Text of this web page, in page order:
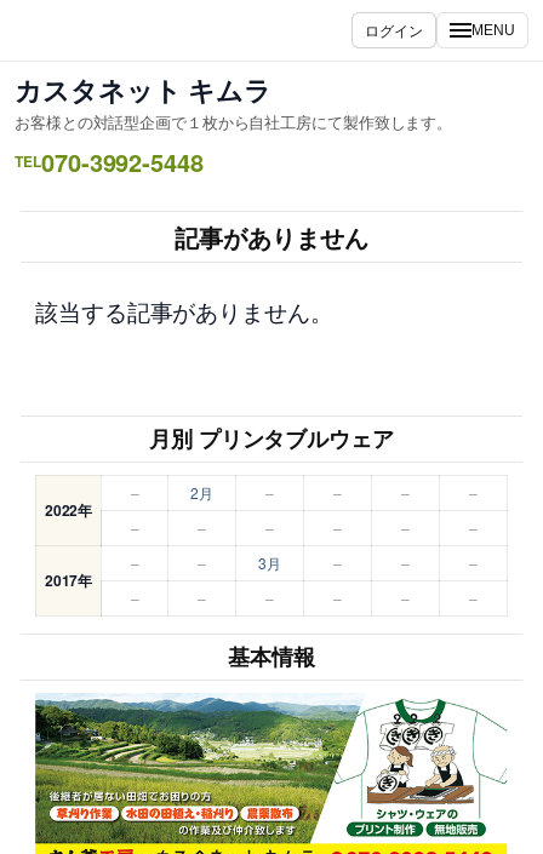
ス
キ
ッ
ログイン MENU
カスタネット キムラ
お客様との対話型企画で１枚から自社工房にて製作致します。
TEL070-3992-5448
記事がありません
該当する記事がありません。
月別 プリンタブルウェア
2022年
– 2月 – – –
–
–
– – – – –
2017年
– – 3月 – –
–
–
– – – – –
基本情報